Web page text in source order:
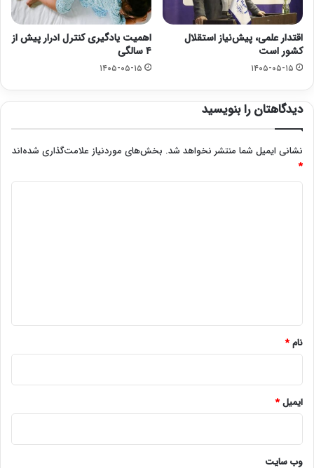
اقتدار علمی، پیش‌نیاز استقلال
کشور است
۱۴۰۵-۰۵-۱۵
اهمیت یادگیری کنترل ادرار پیش از
۴ سالگی
۱۴۰۵-۰۵-۱۵
دیدگاهتان را بنویسید
نشانی ایمیل شما منتشر نخواهد شد. بخش‌های موردنیاز علامت‌گذاری شده‌اند
*
نام*
ایمیل*
وب‌ سایت